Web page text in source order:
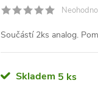
Součástí 2ks analog.
Skladem 5 ks